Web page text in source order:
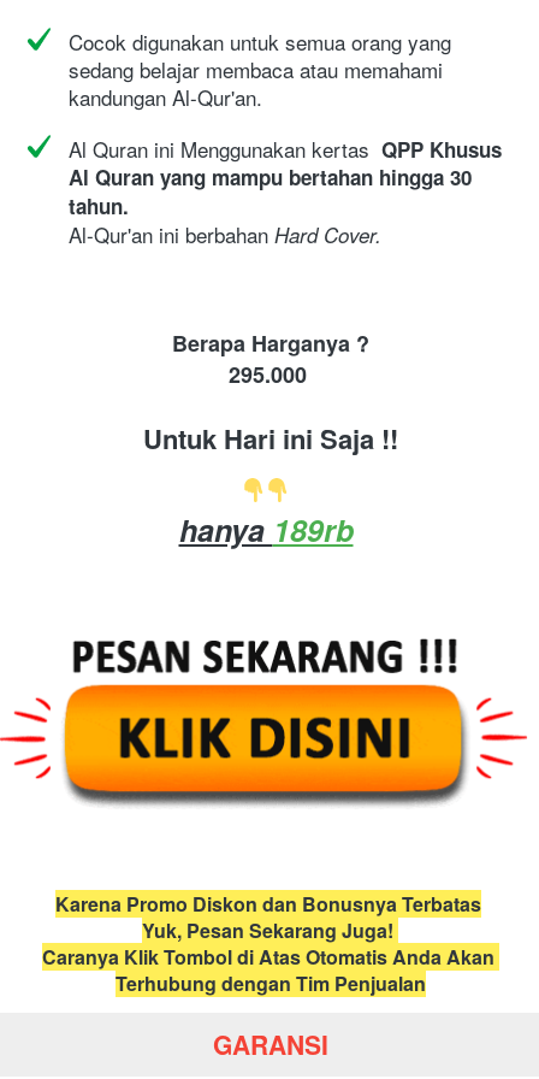
Cocok digunakan untuk semua orang yang
sedang belajar membaca atau memahami
kandungan Al-Qur'an.
Al Quran ini Menggunakan kertas QPP Khusus
Al Quran yang mampu bertahan hingga 30
tahun.
Al-Qur'an ini berbahan Hard Cover.
Berapa Harganya ?
295.000
Untuk Hari ini Saja !!
hanya 189rb
Karena Promo Diskon dan Bonusnya Terbatas
Yuk, Pesan Sekarang Juga!
Caranya Klik Tombol di Atas Otomatis Anda Akan
Terhubung dengan Tim Penjualan
GARANSI